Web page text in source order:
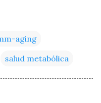
aging
salud metabólica